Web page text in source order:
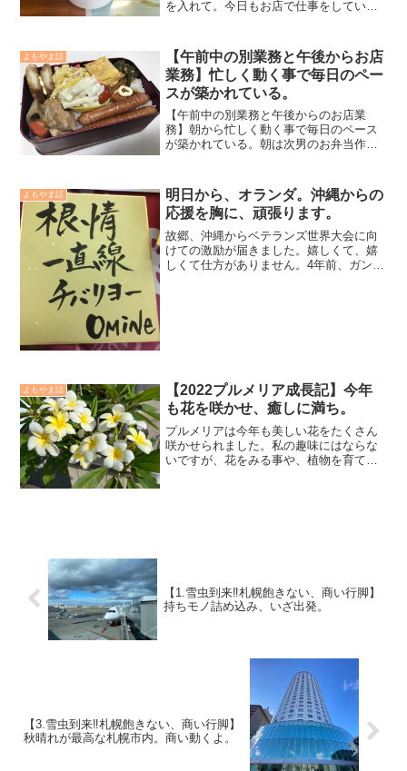
を入れて。今日もお店で仕事をしていま
約し、使う時はしっかり使う。ランチひ
つとも積み重なれば結構な...
よもやま話
【午前中の別業務と午後からお店
業務】忙しく動く事で毎日のペー
スが築かれている。
【午前中の別業務と午後からのお店業
務】朝から忙しく動く事で毎日のペース
が築かれている。朝は次男のお弁当作り
として作り始めており、どうにか現在ま
で頑張り続けている。「頑...
よもやま話
明日から、オランダ。沖縄からの
応援を胸に、頑張ります。
故郷、沖縄からベテランズ世界大会に向
けての激励が届きました。嬉しくて、嬉
しくて仕方がありません。4年前、ガンで
よもやま話
【2022プルメリア成長記】今年
も花を咲かせ、癒しに満ち。
プルメリアは今年も美しい花をたくさん
咲かせられました。私の趣味にはならな
いですが、花をみる事や、植物を育てる
【1.雪虫到来‼️札幌飽きない、商い行脚】
持ちモノ詰め込み、いざ出発。
【3.雪虫到来‼️札幌飽きない、商い行脚】
秋晴れが最高な札幌市内。商い動くよ。